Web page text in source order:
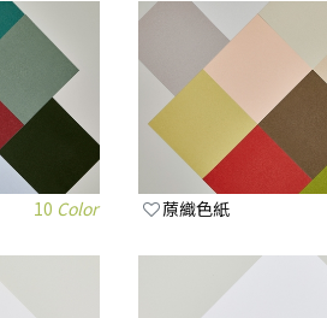
10 Color 蒝織色紙